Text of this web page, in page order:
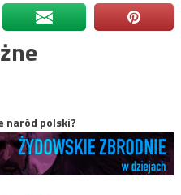
naród polski?